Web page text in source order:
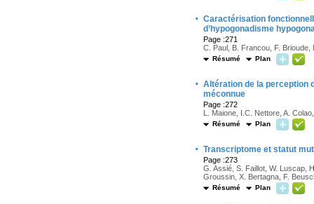
· Caractérisation
d’hypogonadisme
Page :271
C. Paul, B. Francou, F.
Résumé Plan
· Altération de la perception
méconnue
Page :272
L. Maione, I.C. Nettore, A.
Résumé Plan
· Transcriptome et statut
Page :273
G. Assié, S. Faillot, W. Luscap,
Groussin, X. Bertagna, F.
Résumé Plan